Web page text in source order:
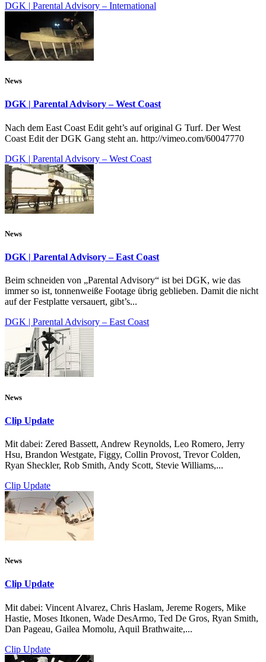
DGK | Parental Advisory – International
News
DGK | Parental Advisory – West Coast
Nach dem East Coast Edit geht’s auf original G Turf. Der West
Coast Edit der DGK Gang steht an. http://vimeo.com/60047770
DGK | Parental Advisory – West Coast
News
DGK | Parental Advisory – East Coast
Beim schneiden von „Parental Advisory“ ist bei DGK, wie das
immer so ist, tonnenweiße Footage übrig geblieben. Damit die nicht
auf der Festplatte versauert, gibt’s...
DGK | Parental Advisory – East Coast
News
Clip Update
Mit dabei: Zered Bassett, Andrew Reynolds, Leo Romero, Jerry
Hsu, Brandon Westgate, Figgy, Collin Provost, Trevor Colden,
Ryan Sheckler, Rob Smith, Andy Scott, Stevie Williams,...
Clip Update
News
Clip Update
Mit dabei: Vincent Alvarez, Chris Haslam, Jereme Rogers, Mike
Hastie, Moses Itkonen, Wade DesArmo, Ted De Gros, Ryan Smith,
Dan Pageau, Gailea Momolu, Aquil Brathwaite,...
Clip Update